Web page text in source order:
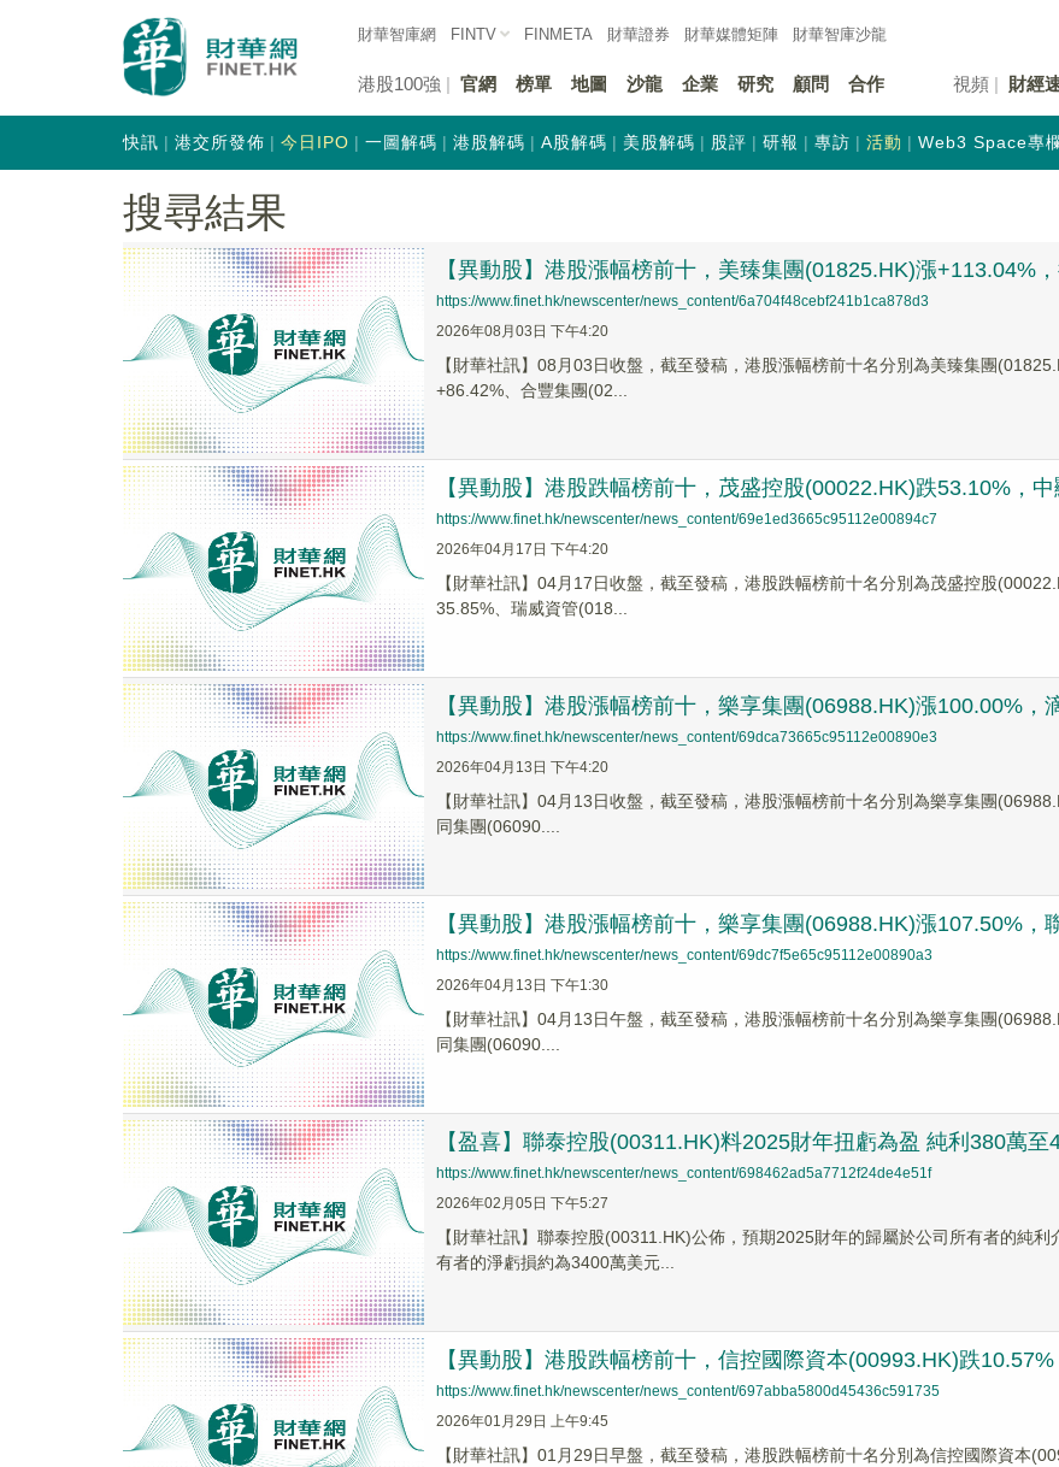
財華智庫網 FINTV FINMETA 財華證券 財華媒體矩陣 財華智庫沙龍
港股100強 官網 榜單 地圖 沙龍 企業 研究 顧問 合作 視頻 財經
快訊 港交所發佈 今日IPO 一圖解碼 港股解碼 A股解碼 美股解碼 股評 研報 專訪 活動 Web3 Space專
搜尋結果
【異動股】港股漲幅榜前十，美臻集團(01825.HK)漲+113.04%
https://www.finet.hk/newscenter/news_content/6a704f48cebf241b1ca878d3
2026年08月03日 下午4:20
【財華社訊】08月03日收盤，截至發稿，港股漲幅榜前十名分別為美臻集團
+86.42%、合豐集團(02...
【異動股】港股跌幅榜前十，茂盛控股(00022.HK)跌53.10%，
https://www.finet.hk/newscenter/news_content/69e1ed3665c95112e00894c7
2026年04月17日 下午4:20
【財華社訊】04月17日收盤，截至發稿，港股跌幅榜前十名分別為茂盛控股
35.85%、瑞威資管(018...
【異動股】港股漲幅榜前十，樂享集團(06988.HK)漲100.00%
https://www.finet.hk/newscenter/news_content/69dca73665c95112e00890e3
2026年04月13日 下午4:20
【財華社訊】04月13日收盤，截至發稿，港股漲幅榜前十名分別為樂享集團
同集團(06090....
【異動股】港股漲幅榜前十，樂享集團(06988.HK)漲107.50%
https://www.finet.hk/newscenter/news_content/69dc7f5e65c95112e00890a3
2026年04月13日 下午1:30
【財華社訊】04月13日午盤，截至發稿，港股漲幅榜前十名分別為樂享集團
同集團(06090....
【盈喜】聯泰控股(00311.HK)料2025財年扭虧為盈 純利​380萬至
https://www.finet.hk/newscenter/news_content/698462ad5a7712f24de4e51f
2026年02月05日 下午5:27
【財華社訊】聯泰控股(00311.HK)公佈，預期2025財年的歸屬於公司所有者的純
有者的淨虧損約為3400萬美元...
【異動股】港股跌幅榜前十，信控國際資本(00993.HK)跌
https://www.finet.hk/newscenter/news_content/697abba5800d45436c591735
2026年01月29日 上午9:45
【財華社訊】01月29日早盤，截至發稿，港股跌幅榜前十名分別為信控國際資本